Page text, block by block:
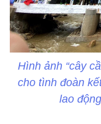
Hình ảnh “cây
cho tình đoàn
lao